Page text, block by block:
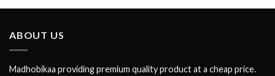
ABOUT US
Madhobikaa providing premium quality product at a cheap price.